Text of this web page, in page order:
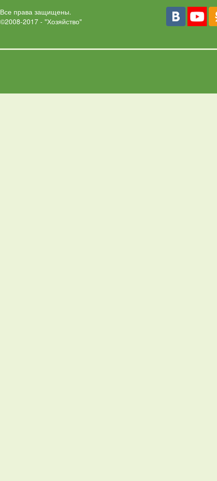
Все права защищены.
©2008-2017 - "Хозяйство"